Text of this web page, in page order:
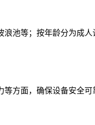
池等；按年龄分为成
方面，确保设备安全